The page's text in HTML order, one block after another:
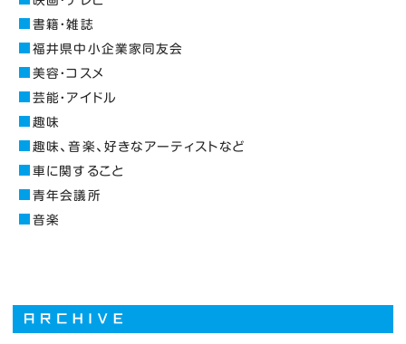
書籍・雑誌
福井県中小企業家同友会
美容・コスメ
芸能・アイドル
趣味
趣味、音楽、好きなアーティストなど
車に関すること
青年会議所
音楽